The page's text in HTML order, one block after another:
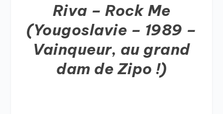
Riva – Rock Me
(Yougoslavie – 1989 –
Vainqueur, au grand
dam de Zipo !)